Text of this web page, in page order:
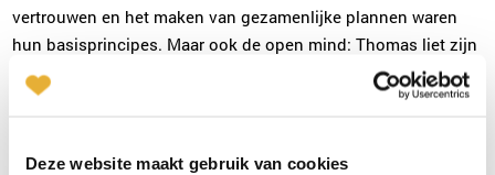
Deze website maakt gebruik van cookies
vertrouwen en het maken van gezamenlijke plannen waren
hun basisprincipes. Maar ook de open mind: Thomas liet zijn
idee los en werd daardoor onverwachts enthousiast over een
verhuizing naar een ander deel van het land. Door elkaar de
de afstand overbruggen en uiteindelijk een thuis creëren dat